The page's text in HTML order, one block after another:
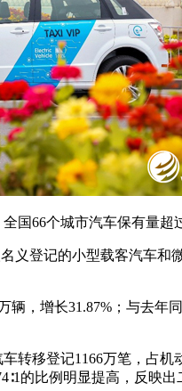
66个城市汽车保有量超
登记的小型载客汽车和
，增长31.87%；与去年
移登记1166万笔，占
的比例明显提高，反映出